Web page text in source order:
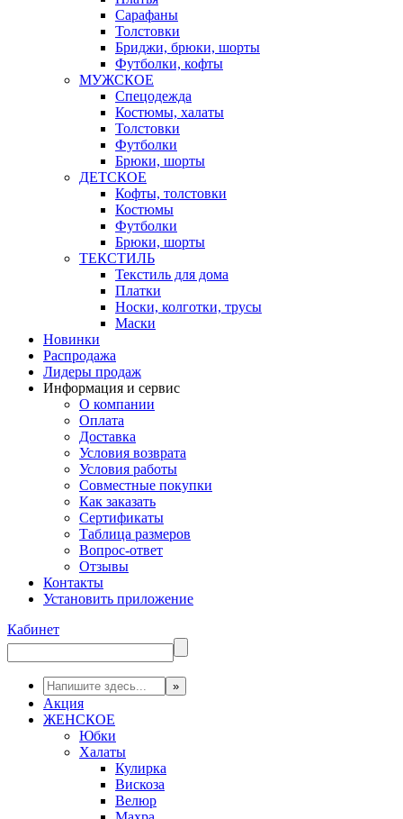
Сарафаны
Толстовки
Бриджи, брюки, шорты
Футболки, кофты
МУЖСКОЕ
Спецодежда
Костюмы, халаты
Толстовки
Футболки
Брюки, шорты
ДЕТСКОЕ
Кофты, толстовки
Костюмы
Футболки
Брюки, шорты
ТЕКСТИЛЬ
Текстиль для дома
Платки
Носки, колготки, трусы
Маски
Новинки
Распродажа
Лидеры продаж
Информация и сервис
О компании
Оплата
Доставка
Условия возврата
Условия работы
Совместные покупки
Как заказать
Сертификаты
Таблица размеров
Вопрос-ответ
Отзывы
Контакты
Установить приложение
Кабинет
Акция
ЖЕНСКОЕ
Юбки
Халаты
Кулирка
Вискоза
Велюр